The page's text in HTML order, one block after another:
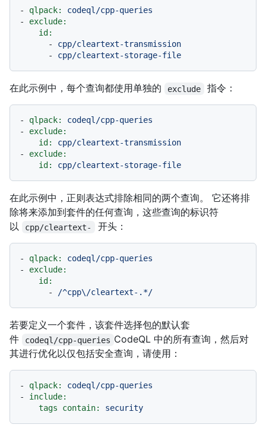
- qlpack:
codeql/cpp-queries
-
exclude:
id:
-
cpp/cleartext-transmission
-
cpp/cleartext-storage-file
在此示例中，每个查询都使用单独的 exclude 指令：
- qlpack:
codeql/cpp-queries
-
exclude:
id:
cpp/cleartext-transmission
-
exclude:
id:
cpp/cleartext-storage-file
在此示例中，正则表达式排除相同的两个查询。 它还将排
除将来添加到套件的任何查询，这些查询的标识符
以
cpp/cleartext- 开头：
- qlpack:
codeql/cpp-queries
-
exclude:
id:
-
/^cpp\/cleartext-.*/
若要定义一个套件，该套件选择包的默认套
件
codeql/cpp-queries CodeQL 中的所有查询，然后对
其进行优化以仅包括安全查询，请使用：
- qlpack:
codeql/cpp-queries
-
include:
tags contain:
security